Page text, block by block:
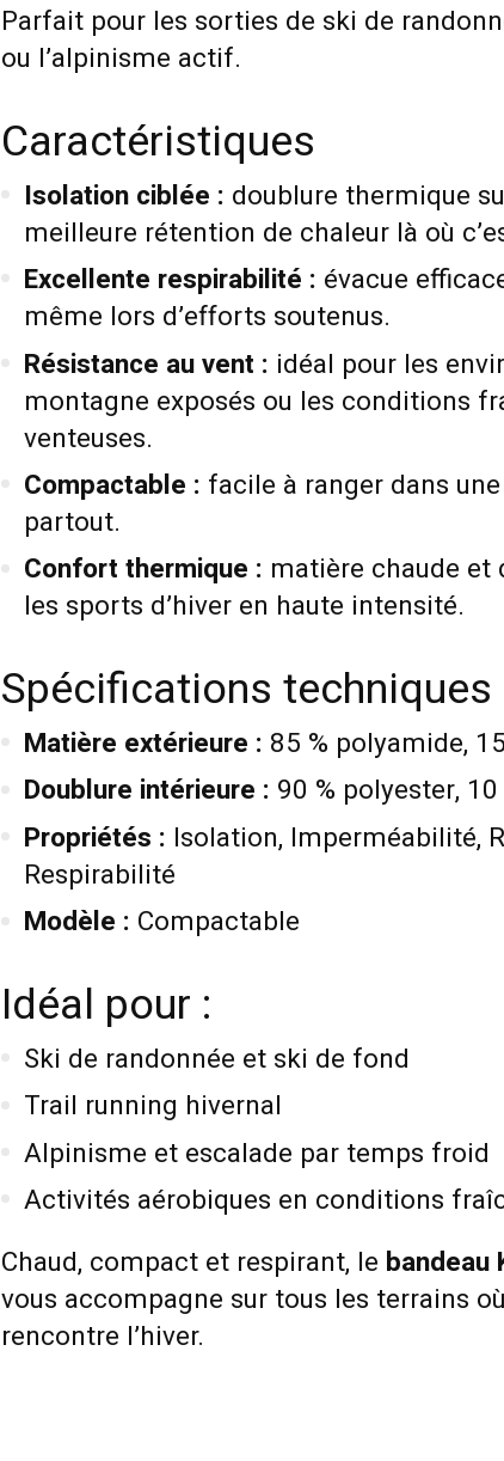
Parfait pour les sorties de ski de
ou l’alpinisme actif.
Caractéristiques
Isolation ciblée : doublure thermique
meilleure rétention de chaleur là où
Excellente respirabilité : évacue
même lors d’efforts soutenus.
Résistance au vent : idéal pour les
montagne exposés ou les conditions
venteuses.
Compactable : facile à ranger dans
partout.
Confort thermique : matière chaude et
les sports d’hiver en haute intensité.
Spécifications techniques
Matière extérieure : 85 % polyamide,
Doublure intérieure : 90 % polyester,
Propriétés : Isolation, Imperméabilité,
Respirabilité
Modèle : Compactable
Idéal pour :
Ski de randonnée et ski de fond
Trail running hivernal
Alpinisme et escalade par temps froid
Activités aérobiques en conditions
Chaud, compact et respirant, le bandeau
vous accompagne sur tous les terrains
rencontre l’hiver.